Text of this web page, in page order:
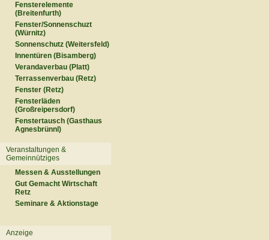
Fensterelemente
(Breitenfurth)
Fenster/Sonnenschuzt
(Würnitz)
Sonnenschutz (Weitersfeld)
Innentüren (Bisamberg)
Verandaverbau (Platt)
Terrassenverbau (Retz)
Fenster (Retz)
Fensterläden
(Großreipersdorf)
Fenstertausch (Gasthaus
Agnesbrünnl)
Veranstaltungen &
Gemeinnütziges
Messen & Ausstellungen
Gut Gemacht Wirtschaft
Retz
Seminare & Aktionstage
Anzeige